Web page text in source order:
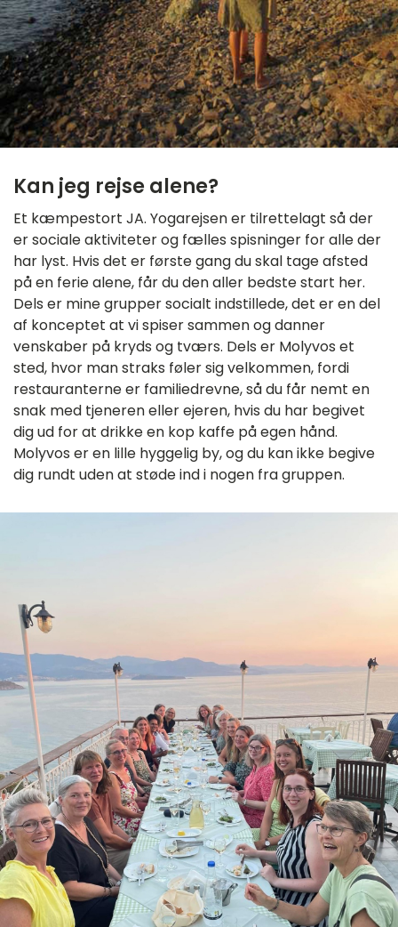
Kan jeg rejse alene?
Et kæmpestort JA. Yogarejsen er tilrettelagt så der
er sociale aktiviteter og fælles spisninger for alle der
har lyst. Hvis det er første gang du skal tage afsted
på en ferie alene, får du den aller bedste start her.
Dels er mine grupper socialt indstillede, det er en del
af konceptet at vi spiser sammen og danner
venskaber på kryds og tværs. Dels er Molyvos et
sted, hvor man straks føler sig velkommen, fordi
restauranterne er familiedrevne, så du får nemt en
snak med tjeneren eller ejeren, hvis du har begivet
dig ud for at drikke en kop kaffe på egen hånd.
Molyvos er en lille hyggelig by, og du kan ikke begive
dig rundt uden at støde ind i nogen fra gruppen.